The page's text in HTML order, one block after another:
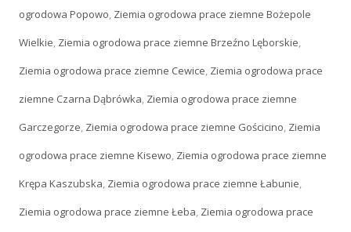
ogrodowa Popowo, Ziemia ogrodowa prace ziemne Bożepole
Wielkie, Ziemia ogrodowa prace ziemne Brzeźno Lęborskie,
Ziemia ogrodowa prace ziemne Cewice, Ziemia ogrodowa prace
ziemne Czarna Dąbrówka, Ziemia ogrodowa prace ziemne
Garczegorze, Ziemia ogrodowa prace ziemne Gościcino, Ziemia
ogrodowa prace ziemne Kisewo, Ziemia ogrodowa prace ziemne
Krępa Kaszubska, Ziemia ogrodowa prace ziemne Łabunie,
Ziemia ogrodowa prace ziemne Łeba, Ziemia ogrodowa prace